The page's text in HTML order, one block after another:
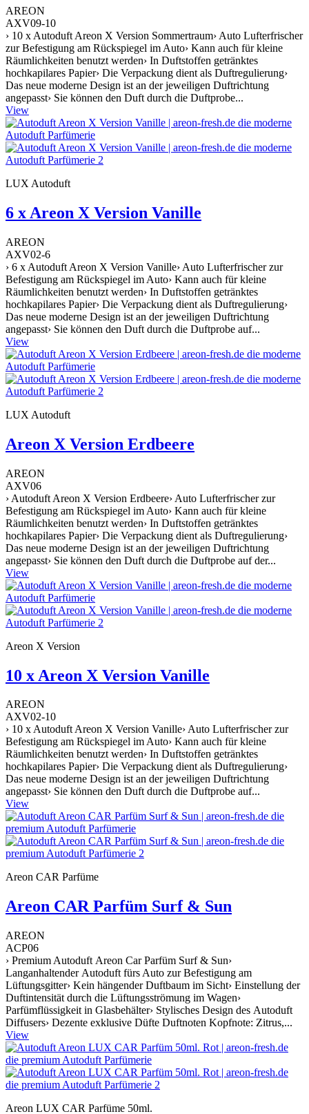
AREON
AXV09-10
› 10 x Autoduft Areon X Version Sommertraum› Auto Lufterfrischer
zur Befestigung am Rückspiegel im Auto› Kann auch für kleine
Räumlichkeiten benutzt werden› In Duftstoffen getränktes
hochkapilares Papier› Die Verpackung dient als Duftregulierung›
Das neue moderne Design ist an der jeweiligen Duftrichtung
angepasst› Sie können den Duft durch die Duftprobe...
View
LUX Autoduft
6 x Areon X Version Vanille
AREON
AXV02-6
› 6 x Autoduft Areon X Version Vanille› Auto Lufterfrischer zur
Befestigung am Rückspiegel im Auto› Kann auch für kleine
Räumlichkeiten benutzt werden› In Duftstoffen getränktes
hochkapilares Papier› Die Verpackung dient als Duftregulierung›
Das neue moderne Design ist an der jeweiligen Duftrichtung
angepasst› Sie können den Duft durch die Duftprobe auf...
View
LUX Autoduft
Areon X Version Erdbeere
AREON
AXV06
› Autoduft Areon X Version Erdbeere› Auto Lufterfrischer zur
Befestigung am Rückspiegel im Auto› Kann auch für kleine
Räumlichkeiten benutzt werden› In Duftstoffen getränktes
hochkapilares Papier› Die Verpackung dient als Duftregulierung›
Das neue moderne Design ist an der jeweiligen Duftrichtung
angepasst› Sie können den Duft durch die Duftprobe auf der...
View
Areon X Version
10 x Areon X Version Vanille
AREON
AXV02-10
› 10 x Autoduft Areon X Version Vanille› Auto Lufterfrischer zur
Befestigung am Rückspiegel im Auto› Kann auch für kleine
Räumlichkeiten benutzt werden› In Duftstoffen getränktes
hochkapilares Papier› Die Verpackung dient als Duftregulierung›
Das neue moderne Design ist an der jeweiligen Duftrichtung
angepasst› Sie können den Duft durch die Duftprobe auf...
View
Areon CAR Parfüme
Areon CAR Parfüm Surf & Sun
AREON
ACP06
› Premium Autoduft Areon Car Parfüm Surf & Sun›
Langanhaltender Autoduft fürs Auto zur Befestigung am
Lüftungsgitter› Kein hängender Duftbaum im Sicht› Einstellung der
Duftintensität durch die Lüftungsströmung im Wagen›
Parfümflüssigkeit in Glasbehälter› Stylisches Design des Autoduft
Diffusers› Dezente exklusive Düfte Duftnoten Kopfnote: Zitrus,...
View
Areon LUX CAR Parfüme 50ml.